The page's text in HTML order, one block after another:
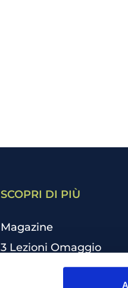
SCOPRI DI PIÙ
Magazine
3 Lezioni Omaggio